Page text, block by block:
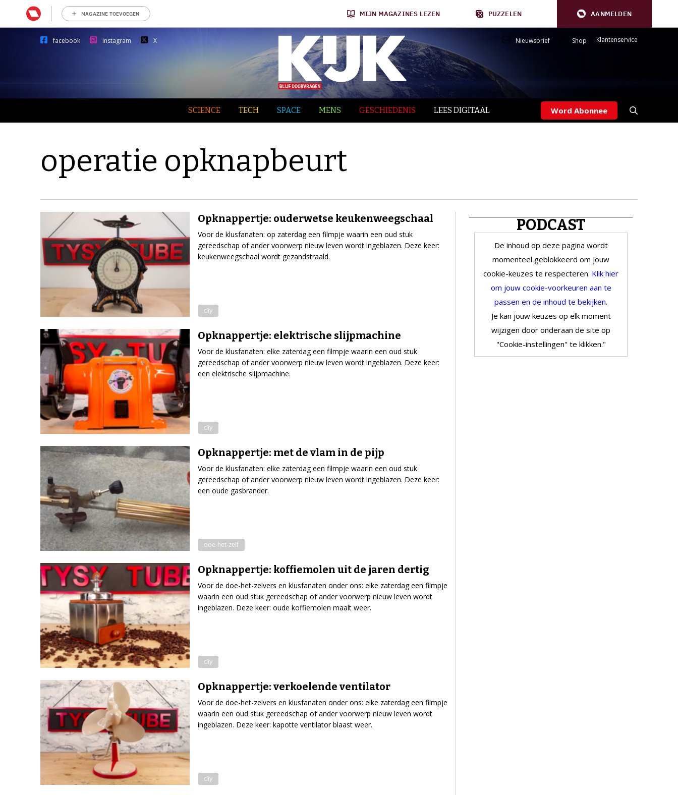
MAGAZINE TOEVOEGEN MIJN MAGAZINES LEZEN PUZZELEN AANMELDEN
facebook instagram X Nieuwsbrief Shop Klantenservice
SCIENCE TECH SPACE MENS GESCHIEDENIS LEES DIGITAAL Word Abonnee
operatie opknapbeurt
Opknappertje: ouderwetse keukenweegschaal
Voor de klusfanaten: op zaterdag een filmpje waarin een oud stuk
gereedschap of ander voorwerp nieuw leven wordt ingeblazen. Deze keer:
keukenweegschaal wordt gezandstraald.
diy
Opknappertje: elektrische slijpmachine
Voor de klusfanaten: elke zaterdag een filmpje waarin een oud stuk
gereedschap of ander voorwerp nieuw leven wordt ingeblazen. Deze keer:
een elektrische slijpmachine.
diy
Opknappertje: met de vlam in de pijp
Voor de klusfanaten: elke zaterdag een filmpje waarin een oud stuk
gereedschap of ander voorwerp nieuw leven wordt ingeblazen. Deze keer:
een oude gasbrander.
doe-het-zelf
Opknappertje: koffiemolen uit de jaren dertig
Voor de doe-het-zelvers en klusfanaten onder ons: elke zaterdag een filmpje
waarin een oud stuk gereedschap of ander voorwerp nieuw leven wordt
ingeblazen. Deze keer: oude koffiemolen maalt weer.
diy
Opknappertje: verkoelende ventilator
Voor de doe-het-zelvers en klusfanaten onder ons: elke zaterdag een filmpje
waarin een oud stuk gereedschap of ander voorwerp nieuw leven wordt
ingeblazen. Deze keer: kapotte ventilator blaast weer.
diy
PODCAST
De inhoud op deze pagina wordt
momenteel geblokkeerd om jouw
cookie-keuzes te respecteren. Klik hier
om jouw cookie-voorkeuren aan te
passen en de inhoud te bekijken.
Je kan jouw keuzes op elk moment
wijzigen door onderaan de site op
"Cookie-instellingen" te klikken."